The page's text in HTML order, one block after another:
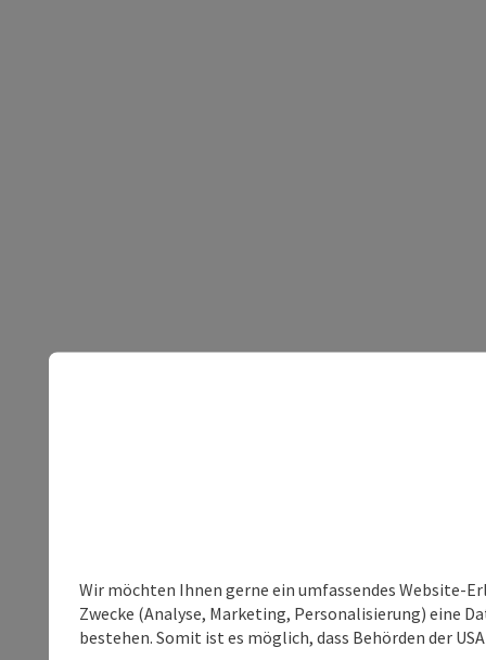
Wir möchten Ihnen gerne ein umfassendes Website-
Zwecke (Analyse, Marketing, Personalisierung) eine
bestehen. Somit ist es möglich, dass Behörden der